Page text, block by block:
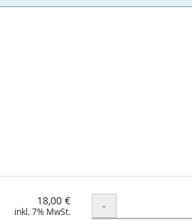
18,00 €
inkl. 7% MwSt. Menge
-